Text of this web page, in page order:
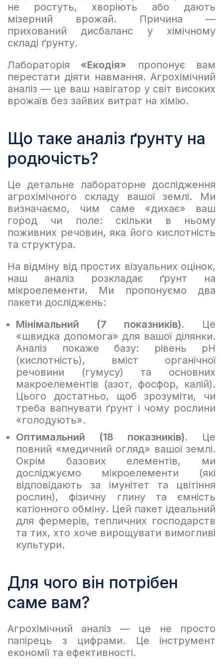
не ростуть, хворіють або дають
мізерний врожай. Причина —
прихований дисбаланс у хімічному
складі ґрунту.
Лабораторія «Екодія» пропонує вам
перестати діяти навмання. Агрохімічний
аналіз — це ваш навігатор у світ високих
врожаїв без зайвих витрат на хімію.
Що таке аналіз ґрунту на
родючість?
Це детальне лабораторне дослідження
агрохімічного складу вашої землі. Ми
визначаємо, чим саме «дихає» ваш
город чи поле: скільки в ньому
поживних речовин, яка його кислотність
та структура.
На відміну від простих візуальних оцінок,
наш аналіз розкладає ґрунт на
мікроелементи. Ми пропонуємо два
пакети досліджень:
Мінімальний (7 показників). Це
«швидка допомога» для вашої ділянки.
Аналіз покаже базу: рівень pH
(кислотність), вміст органічної
речовини (гумусу) та основних
макроелементів (азот, фосфор, калій).
Цього достатньо, щоб зрозуміти, чи
треба вапнувати ґрунт і чому рослини
«голодують».
Оптимальний (18 показників). Це
повний «медичний огляд» вашої землі.
Окрім базових елементів, ми
досліджуємо мікроелементи (які
відповідають за імунітет та цвітіння
рослин), фізичну глину та ємність
катіонного обміну. Цей пакет ідеальний
для фермерів, тепличних господарств
та тих, хто хоче вирощувати вимогливі
культури.
Для чого він потрібен
саме вам?
Агрохімічний аналіз — це не просто
папірець з цифрами. Це інструмент
економії та ефективності.